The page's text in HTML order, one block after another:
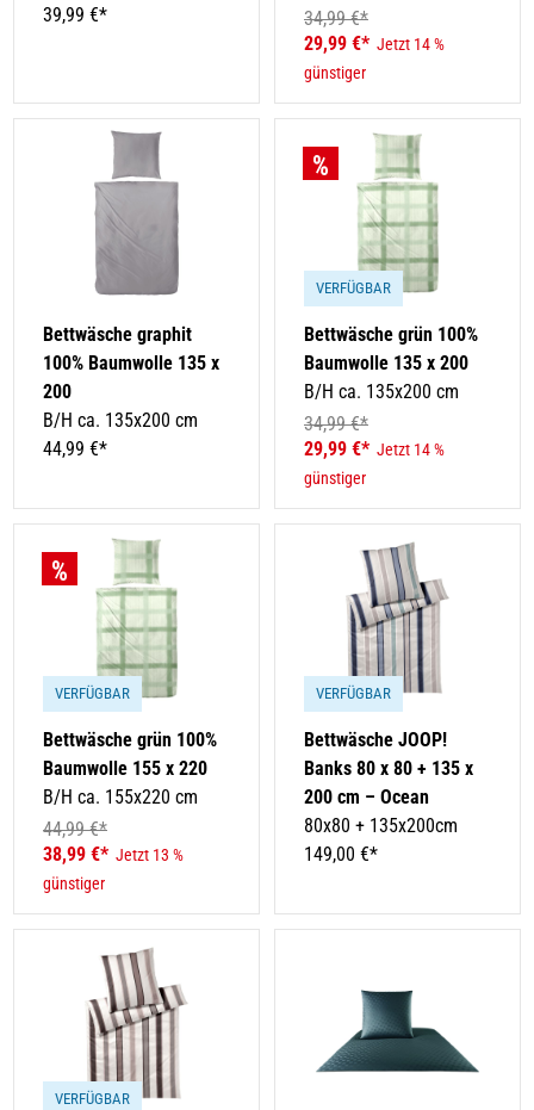
39,99 €*
34,99 €*
29,99 €* Jetzt 14 %
günstiger
Bettwäsche graphit
100% Baumwolle 135 x
200
B/H ca. 135x200 cm
44,99 €*
VERFÜGBAR
Bettwäsche grün 100%
Baumwolle 135 x 200
B/H ca. 135x200 cm
34,99 €*
29,99 €* Jetzt 14 %
günstiger
VERFÜGBAR
Bettwäsche grün 100%
Baumwolle 155 x 220
B/H ca. 155x220 cm
44,99 €*
38,99 €* Jetzt 13 %
günstiger
VERFÜGBAR
Bettwäsche JOOP!
Banks 80 x 80 + 135 x
200 cm – Ocean
80x80 + 135x200cm
149,00 €*
VERFÜGBAR